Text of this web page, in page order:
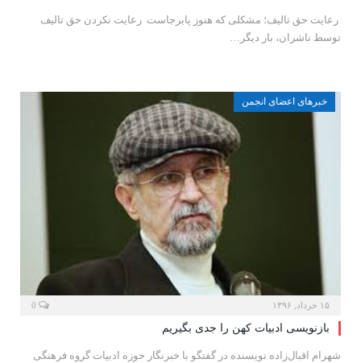
رعایت حق تالیف؛ مشکلی که هنوز پابرجاست رعایت نکردن حق تالیف
توسط ناشران، بار دیگر…
خبرهای اعضای انجمن
۱۵ خرداد, ۱۳۹۶
بازنویسی‌ ادبیات کهن را جدی بگیریم
شهرام اقبال‌زاده نویسنده در گفتگو با خبرنگار حوزه ادبیات گروه فرهنگی